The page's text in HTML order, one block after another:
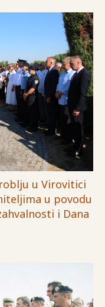
u Virovitici
u povodu
i Dana